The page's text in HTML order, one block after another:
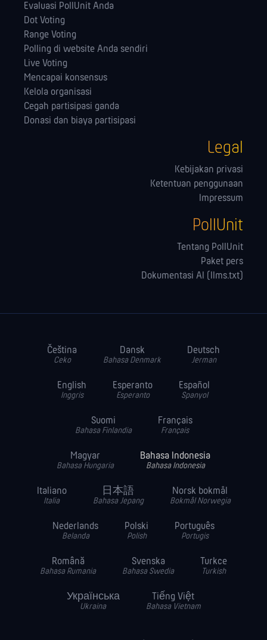
Evaluasi PollUnit Anda
Dot Voting
Range Voting
Polling di website Anda sendiri
Live Voting
Mencapai konsensus
Kelola orga­nisasi
Cegah partisipasi ganda
Donasi dan biaya partisipasi
Legal
Kebijakan privasi
Ketentuan penggunaan
Impressum
PollUnit
Tentang PollUnit
Paket pers
Dokumentasi AI (llms.txt)
Čeština
Ceko
Dansk
Bahasa Denmark
Deutsch
Jerman
English
Inggris
Esperanto
Esperanto
Español
Spanyol
Suomi
Bahasa Finlandia
Français
Français
Magyar
Bahasa Hungaria
Bahasa Indonesia
Bahasa Indonesia
Italiano
Italia
日本語
Bahasa Jepang
Norsk bokmål
Bokmål Norwegia
Nederlands
Belanda
Polski
Polish
Português
Portugis
Română
Bahasa Rumania
Svenska
Bahasa Swedia
Turkce
Turkish
Українська
Ukraina
Tiếng Việt
Bahasa Vietnam